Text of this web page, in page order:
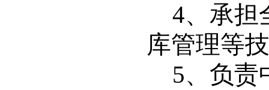
4、承担
库管理等
5、负责